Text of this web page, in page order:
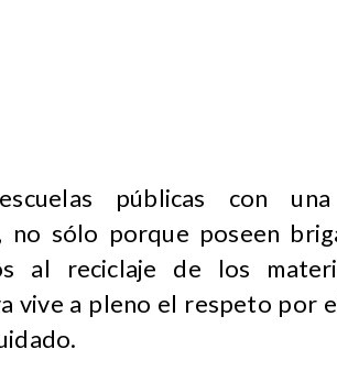
públicas con una
no sólo porque poseen
al reciclaje de los
vive a pleno el respeto por